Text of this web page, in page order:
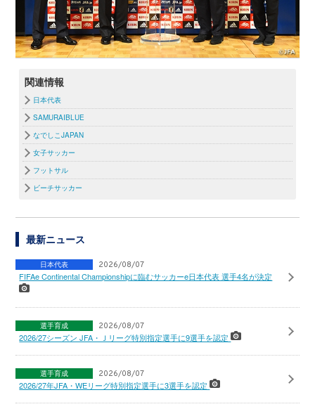
関連情報
日本代表
SAMURAIBLUE
なでしこJAPAN
女子サッカー
フットサル
ビーチサッカー
最新ニュース
日本代表 2026/08/07
FIFAe Continental Championshipに臨むサッカーe日本代表 選手4名が決定
選手育成 2026/08/07
2026/27シーズン JFA・Ｊリーグ特別指定選手に9選手を認定
選手育成 2026/08/07
2026/27年JFA・WEリーグ特別指定選手に3選手を認定